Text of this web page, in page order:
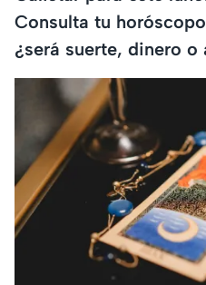
Consulta tu
¿será suerte, dinero o